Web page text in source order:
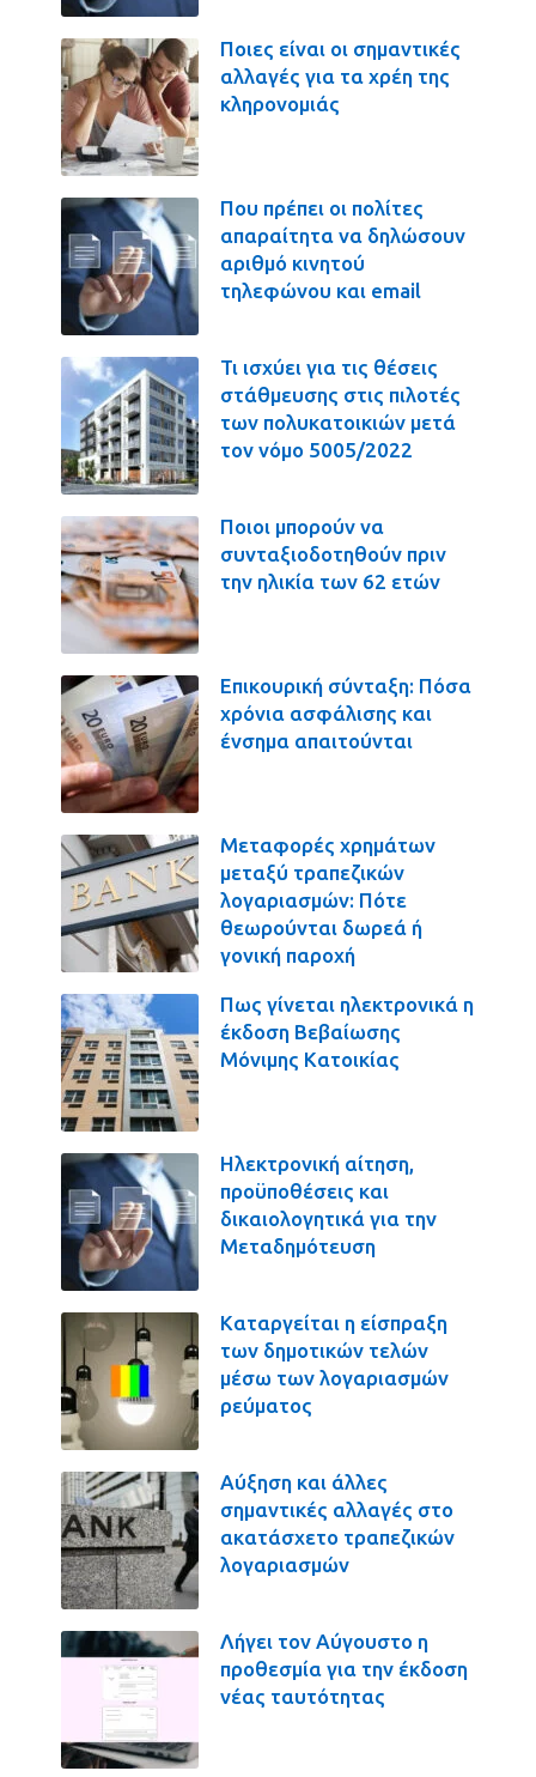
Ποιες είναι οι σημαντικές
αλλαγές για τα χρέη της
κληρονομιάς
Που πρέπει οι πολίτες
απαραίτητα να δηλώσουν
αριθμό κινητού
τηλεφώνου και email
Τι ισχύει για τις θέσεις
στάθμευσης στις πιλοτές
των πολυκατοικιών μετά
τον νόμο 5005/2022
Ποιοι μπορούν να
συνταξιοδοτηθούν πριν
την ηλικία των 62 ετών
Επικουρική σύνταξη: Πόσα
χρόνια ασφάλισης και
ένσημα απαιτούνται
Μεταφορές χρημάτων
μεταξύ τραπεζικών
λογαριασμών: Πότε
θεωρούνται δωρεά ή
γονική παροχή
Πως γίνεται ηλεκτρονικά η
έκδοση Βεβαίωσης
Μόνιμης Κατοικίας
Ηλεκτρονική αίτηση,
προϋποθέσεις και
δικαιολογητικά για την
Μεταδημότευση
Καταργείται η είσπραξη
των δημοτικών τελών
μέσω των λογαριασμών
ρεύματος
Αύξηση και άλλες
σημαντικές αλλαγές στο
ακατάσχετο τραπεζικών
λογαριασμών
Λήγει τον Αύγουστο η
προθεσμία για την έκδοση
νέας ταυτότητας